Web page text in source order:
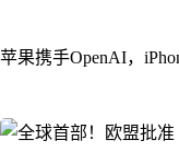
苹果携手OpenAI，